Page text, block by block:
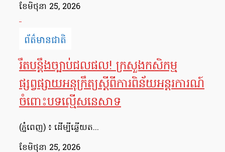
ខែ​មិថុនា 25, 2026
ព័ត៌មានជាតិ
រឹតបន្តឹងច្បាប់ជលផល! ក្រសួងកសិកម្ម
ផ្សព្វផ្សាយអនុក្រឹត្យស្តីពីការពិន័យអន្តរការណ៍
ចំពោះបទល្មើសនេសាទ
(ភ្នំពេញ) ៖ ដើម្បីឆ្លើយត...
ខែ​មិថុនា 25, 2026